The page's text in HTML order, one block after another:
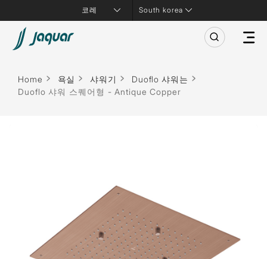
South korea
Home 욕실 샤워기
Duoflo 샤워는
Duoflo 샤워 스퀘어형 - Antique Copper